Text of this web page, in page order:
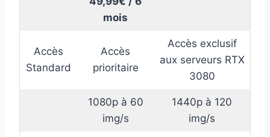
mois
Accès
Standard
Accès
prioritaire
Accès exclusif
aux serveurs RTX
3080
1080p à 60
img/s
1440p à 120
img/s